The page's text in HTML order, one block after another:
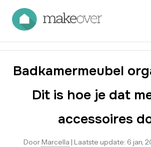
Badkamermeubel
Dit is hoe je dat
accessoires
Door Marcella | Laatste update: 6 jan,